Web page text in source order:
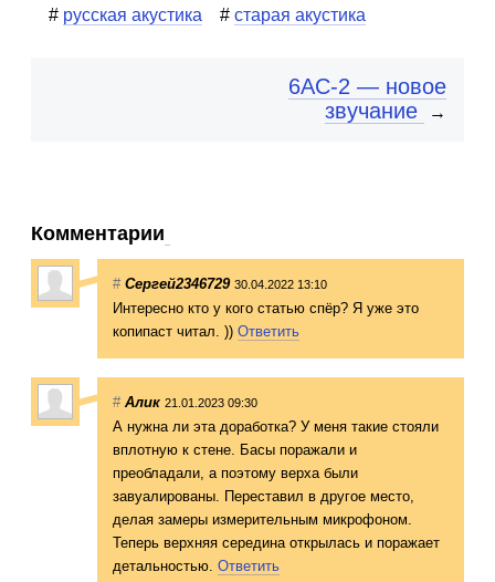
русская акустика
старая акустика
6АС-2 — новое
звучание
→
Комментарии
# Сергей2346729 30.04.2022 13:10
Интересно кто у кого статью спёр? Я уже это
копипаст читал. )) Ответить
# Алик 21.01.2023 09:30
А нужна ли эта доработка? У меня такие стояли
вплотную к стене. Басы поражали и
преобладали, а поэтому верха были
завуалированы. Переставил в другое место,
делая замеры измерительным микрофоном.
Теперь верхняя середина открылась и поражает
детальностью. Ответить